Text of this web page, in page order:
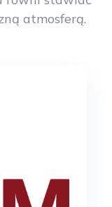
atmosferą.